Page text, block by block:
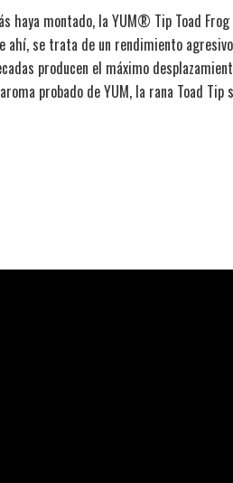
haya montado, la YUM® Tip Toad
se trata de un rendimiento
producen el máximo
probado de YUM, la rana Toad